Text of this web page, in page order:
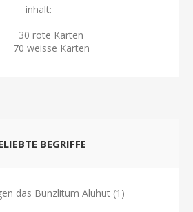
inhalt:
30 rote Karten
70 weisse Karten
BEGRIFFE
das Bünzlitum Aluhut (1)